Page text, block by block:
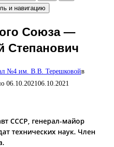
и навигацию
Союза —
Степанович
№4 им. В.В. Терешковойв
06.10.202106.10.2021
СССР, генерал-майор
технических наук. Член